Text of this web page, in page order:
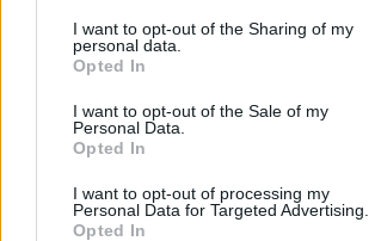
I want to opt-out of the Sharing of my
personal data.
Opted In
I want to opt-out of the Sale of my
Personal Data.
Opted In
I want to opt-out of processing my
Personal Data for Targeted Advertising.
Opted In